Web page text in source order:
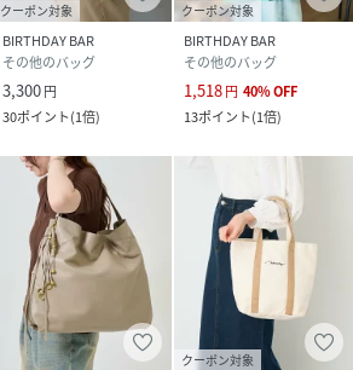
クーポン対象
BIRTHDAY BAR
その他のバッグ
3,300円
30ポイント(1倍)
クーポン対象
BIRTHDAY BAR
その他のバッグ
1,518円 40%OFF
13ポイント(1倍)
クーポン対象